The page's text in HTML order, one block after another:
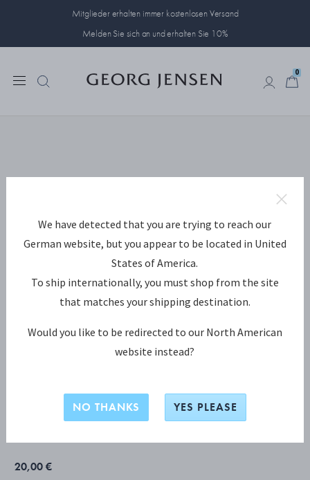
Mitglieder erhalten immer kostenlosen Versand
Melden Sie sich an und erhalten Sie 10%
0
BERNADOTTE KOLLEKTION
Originaldesign von Sigvard Bernadotte
20,00 €
We have detected that you are trying to reach our
German website, but you appear to be located in United
States of America.
To ship internationally, you must shop from the site
that matches your shipping destination.
Would you like to be redirected to our North American
website instead?
NO THANKS YES PLEASE